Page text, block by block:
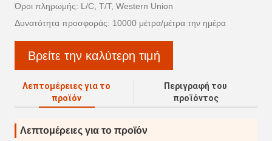
Όροι πληρωμής: L/C, T/T, Western Union
Δυνατότητα προσφοράς: 10000 μέτρα/μέτρα την ημέρα
Βρείτε την καλύτερη τιμή
Λεπτομέρειες για το
προϊόν
Περιγραφή του
προϊόντος
Λεπτομέρειες για το προϊόν